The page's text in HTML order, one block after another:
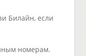
Билайн, если
номерам.